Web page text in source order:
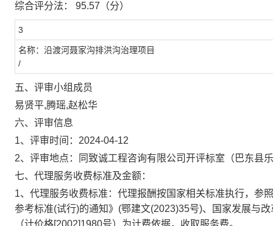
综合评分法：
95.57（分）
3
名称：沿渡河聂家沟排洪沟治理项目
/
五、评审小组成员
易贤平,腾瑶,赵松华
六、评审信息
1、评审时间： 2024-04-12
2、评审地点：
同致诚工程咨询有限公司开评标室（巴东县
七、代理服务收费标准及金额：
1、代理服务收费标准： 代理报酬按国家相关标准执行，参
参考标准(试行)的通知》(鄂建文(2023)35号)、国家发展与
（计价格[2002]1980号）为计费依据，收取服务费。